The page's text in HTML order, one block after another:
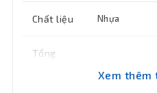
Chất liệu Nhựa
Tổng
Xem thêm